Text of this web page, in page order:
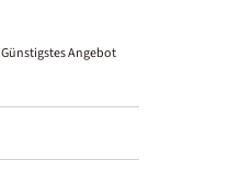
Günstigstes Angebot